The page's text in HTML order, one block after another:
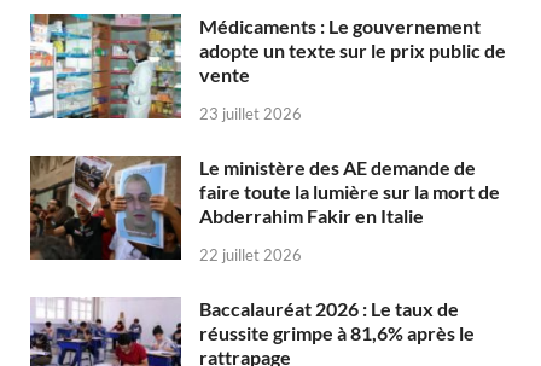
Médicaments : Le gouvernement
adopte un texte sur le prix public de
vente
23 juillet 2026
Le ministère des AE demande de
faire toute la lumière sur la mort de
Abderrahim Fakir en Italie
22 juillet 2026
Baccalauréat 2026 : Le taux de
réussite grimpe à 81,6% après le
rattrapage